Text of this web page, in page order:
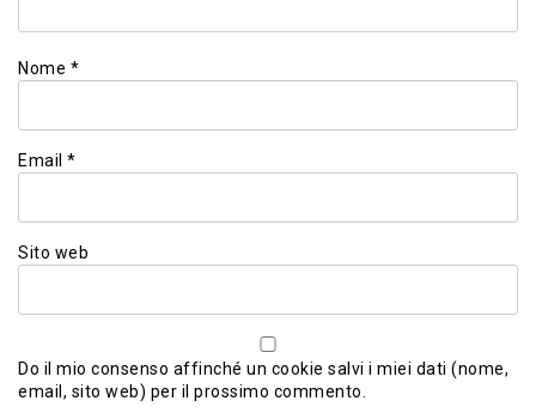
Nome *
Email *
Sito web
Do il mio consenso affinché un cookie salvi i miei dati (nome,
email, sito web) per il prossimo commento.